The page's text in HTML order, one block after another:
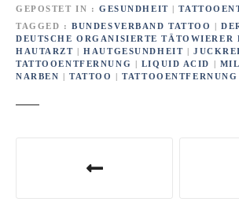
GEPOSTET IN GESUNDHEIT |
TAGGED
BUNDESVERBAND TATTOO |
DEUTSCHE ORGANISIERTE TÄTOWIERER
HAUTARZT |HAUTGESUNDHEIT |
TATTOOENTFERNUNG
| LIQUID ACID |
NARBEN |TATTOO |TATTOOENTFERNUNG